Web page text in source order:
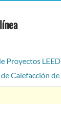
Proyectos LEED
Calefacción de